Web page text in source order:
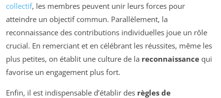
collectif, les membres peuvent unir leurs forces pour
atteindre un objectif commun. Parallèlement, la
reconnaissance des contributions individuelles joue un rôle
crucial. En remerciant et en célébrant les réussites, même les
plus petites, on établit une culture de la reconnaissance qui
favorise un engagement plus fort.
Enfin, il est indispensable d’établir des règles de